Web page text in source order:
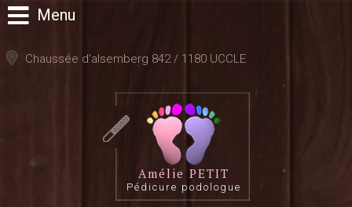
Menu
Chaussée d'alsemberg 842 / 1180 UCCLE
Amélie PETIT
Pédicure podologue